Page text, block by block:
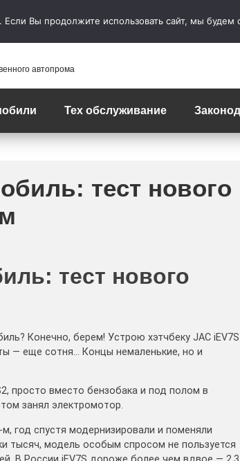
автопрома
Тех обслуживание
тест нового
тест нового
Конечно, берем! Устрою хэтчбеку JAC iEV7S
— еще сотня… Концы немаленькие, но и
просто вместо бензобака и под полом в
занял электромотор.
год спустя модернизировали и поменяли
тысяч, модель особым спросом не пользуется
Вы продолжите использовать сайт, мы будем